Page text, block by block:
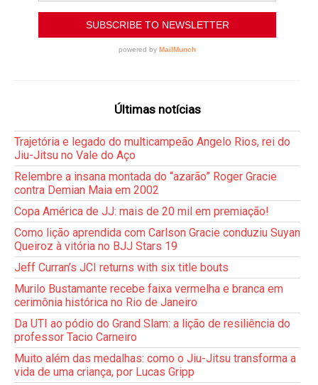
Últimas notícias
Trajetória e legado do multicampeão Angelo Rios, rei do
Jiu-Jitsu no Vale do Aço
Relembre a insana montada do “azarão” Roger Gracie
contra Demian Maia em 2002
Copa América de JJ: mais de 20 mil em premiação!
Como lição aprendida com Carlson Gracie conduziu Suyan
Queiroz à vitória no BJJ Stars 19
Jeff Curran’s JCI returns with six title bouts
Murilo Bustamante recebe faixa vermelha e branca em
cerimônia histórica no Rio de Janeiro
Da UTI ao pódio do Grand Slam: a lição de resiliência do
professor Tacio Carneiro
Muito além das medalhas: como o Jiu-Jitsu transforma a
vida de uma criança, por Lucas Gripp